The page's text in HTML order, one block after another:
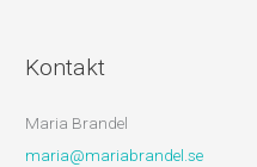
Kontakt
Maria Brandel
maria@mariabrandel.se